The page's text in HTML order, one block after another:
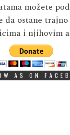
možete
da ostane
i njihovim
AS ON